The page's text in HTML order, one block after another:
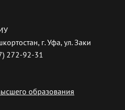
г. Уфа, ул. Заки
272-92-31
образования